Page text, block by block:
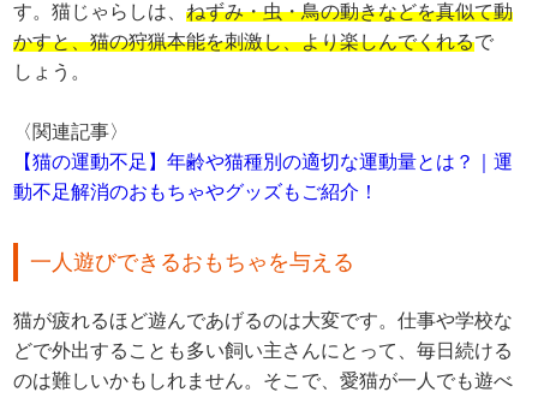
す。猫じゃらしは、ねずみ・虫・鳥の動きなどを真似て動
かすと、猫の狩猟本能を刺激し、より楽しんでくれるで
しょう。
〈関連記事〉
【猫の運動不足】年齢や猫種別の適切な運動量とは？｜運
動不足解消のおもちゃやグッズもご紹介！
一人遊びできるおもちゃを与える
猫が疲れるほど遊んであげるのは大変です。仕事や学校な
どで外出することも多い飼い主さんにとって、毎日続ける
のは難しいかもしれません。そこで、愛猫が一人でも遊べ